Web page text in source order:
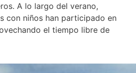
A lo largo del verano,
con niños han participado en
el tiempo libre de